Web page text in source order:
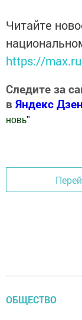
Читайте
https://
Следите за
в Яндекс Дзен
новь"
ОБЩЕСТВО